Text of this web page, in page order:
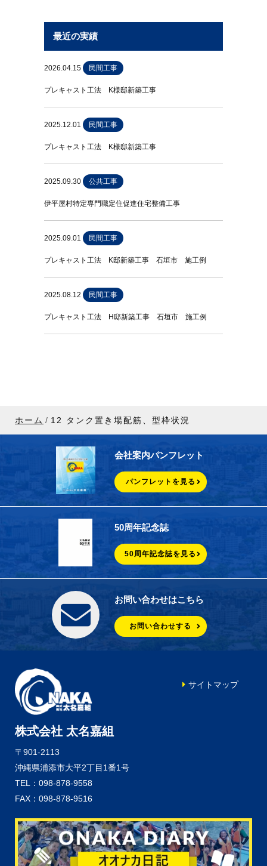
最近の実績
2026.04.15 民間工事
プレキャスト工法 K様邸新築工事
2025.12.01 民間工事
プレキャスト工法 K様邸新築工事
2025.09.30 公共工事
伊平屋村特定専門職定住促進住宅整備工事
2025.09.01 民間工事
プレキャスト工法 K邸新築工事 石垣市 施工例
2025.08.12 民間工事
プレキャスト工法 H邸新築工事 石垣市 施工例
ホーム 12 タンク置き場配筋、型枠状況
会社案内パンフレット
パンフレットを見る
50周年記念誌
50周年記念誌を見る
お問い合わせはこちら
お問い合わせする
株式会社 太名嘉組
〒901-2113
沖縄県浦添市大平2丁目1番1号
TEL：098-878-9558
FAX：098-878-9516
サイトマップ